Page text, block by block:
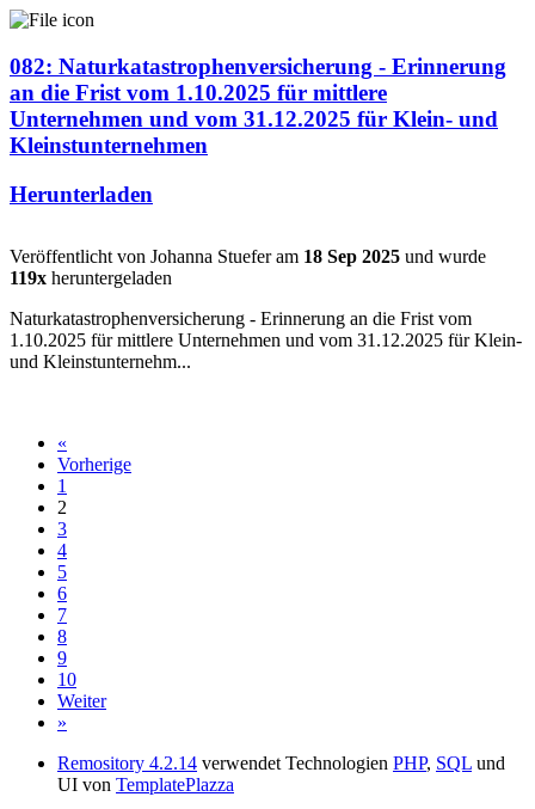
082: Naturkatastrophenversicherung - Erinnerung
an die Frist vom 1.10.2025 für mittlere
Unternehmen und vom 31.12.2025 für Klein- und
Kleinstunternehmen
Herunterladen
Veröffentlicht von Johanna Stuefer am 18 Sep 2025 und wurde
119x heruntergeladen
Naturkatastrophenversicherung - Erinnerung an die Frist vom
1.10.2025 für mittlere Unternehmen und vom 31.12.2025 für Klein-
und Kleinstunternehm...
«
Vorherige
1
2
3
4
5
6
7
8
9
10
Weiter
»
Remository 4.2.14 verwendet Technologien PHP, SQL und
UI von TemplatePlazza